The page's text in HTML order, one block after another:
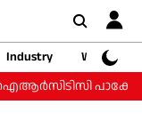
Industry
Web
പാക്കേജ്